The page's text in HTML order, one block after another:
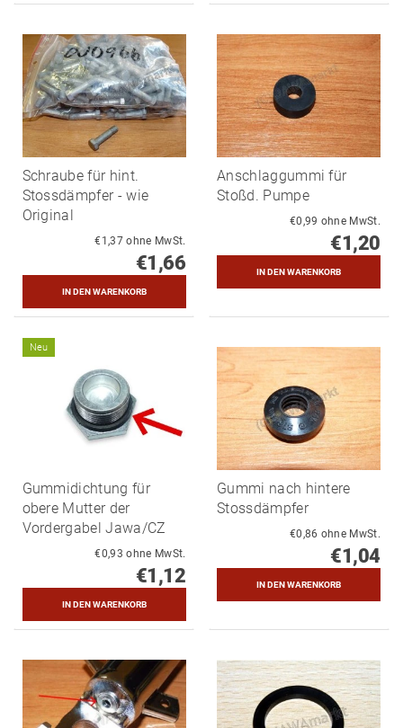
Schraube für hint.
Stossdämpfer - wie
Original
€1,37 ohne MwSt.
€1,66
Anschlaggummi für
Stoßd. Pumpe
€0,99 ohne MwSt.
€1,20
Neu
Gummidichtung für
obere Mutter der
Vordergabel Jawa/CZ
€0,93 ohne MwSt.
€1,12
Gummi nach hintere
Stossdämpfer
€0,86 ohne MwSt.
€1,04